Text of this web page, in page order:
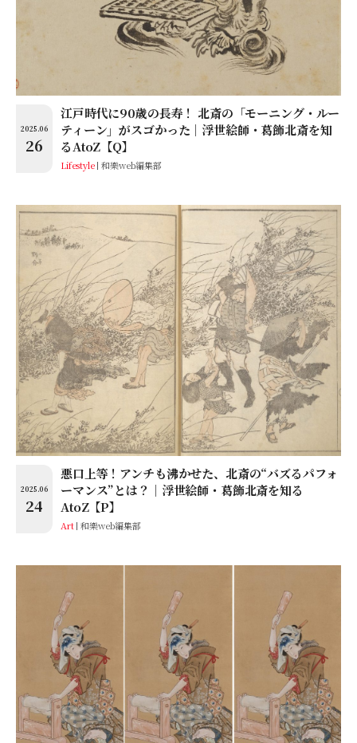
2025.06
26
江戸時代に90歳の長寿！ 北斎の「モーニング・ルー
ティーン」がスゴかった│浮世絵師・葛飾北斎を知
るAtoZ【Q】
Lifestyle 和樂web編集部
2025.06
24
悪口上等！アンチも沸かせた、北斎の“バズるパフォ
ーマンス”とは？│浮世絵師・葛飾北斎を知る
AtoZ【P】
Art 和樂web編集部